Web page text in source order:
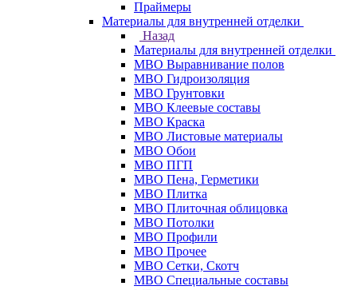
Праймеры
Материалы для внутренней отделки
Назад
Материалы для внутренней отделки
МВО Выравнивание полов
МВО Гидроизоляция
МВО Грунтовки
МВО Клеевые составы
МВО Краска
МВО Листовые материалы
МВО Обои
МВО ПГП
МВО Пена, Герметики
МВО Плитка
МВО Плиточная облицовка
МВО Потолки
МВО Профили
МВО Прочее
МВО Сетки, Скотч
МВО Специальные составы